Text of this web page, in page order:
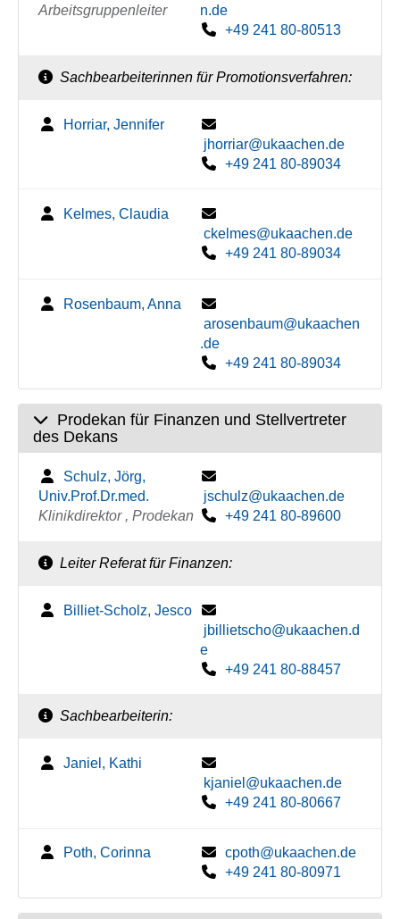
Arbeitsgruppenleiter
n.de
+49 241 80-80513
Sachbearbeiterinnen für Promotionsverfahren:
Horriar, Jennifer
jhorriar@ukaachen.de
+49 241 80-89034
Kelmes, Claudia
ckelmes@ukaachen.de
+49 241 80-89034
Rosenbaum, Anna
arosenbaum@ukaachen
.de
+49 241 80-89034
Prodekan für Finanzen und Stellvertreter
des Dekans
Schulz, Jörg,
Univ.Prof.Dr.med.
Klinikdirektor , Prodekan
jschulz@ukaachen.de
+49 241 80-89600
Leiter Referat für Finanzen:
Billiet-Scholz, Jesco
jbillietscho@ukaachen.d
e
+49 241 80-88457
Sachbearbeiterin:
Janiel, Kathi
kjaniel@ukaachen.de
+49 241 80-80667
Poth, Corinna
cpoth@ukaachen.de
+49 241 80-80971